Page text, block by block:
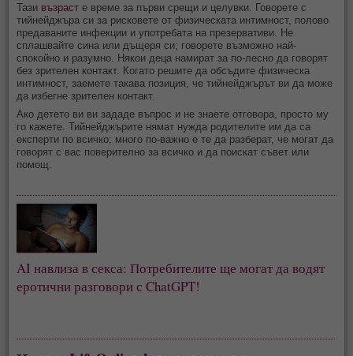
Тази възраст е време за първи срещи и целувки. Говорете с
тийнейджъра си за рисковете от физическата интимност, полово
предаваните инфекции и употребата на презервативи. Не
сплашвайте сина или дъщеря си; говорете възможно най-
спокойно и разумно. Някои деца намират за по-лесно да говорят
без зрителен контакт. Когато решите да обсъдите физическа
интимност, заемете такава позиция, че тийнейджърът ви да може
да избегне зрителен контакт.
Ако детето ви ви зададе въпрос и не знаете отговора, просто му
го кажете. Тийнейджърите нямат нужда родителите им да са
експерти по всичко; много по-важно е те да разберат, че могат да
говорят с вас поверително за всичко и да поискат съвет или
помощ.
AI навлиза в секса: Потребителите ще могат да водят
еротични разговори с ChatGPT!